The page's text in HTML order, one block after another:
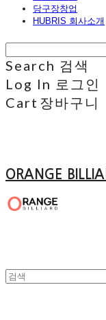
당구장창업
HUBRIS 회사소개
Search 검색
Log In 로그인
Cart 장바구니
ORANGE